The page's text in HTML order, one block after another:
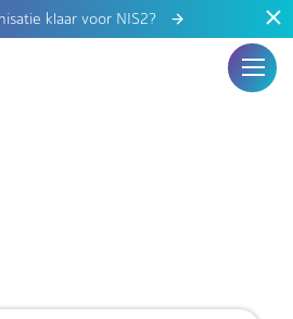
klaar voor NIS2?